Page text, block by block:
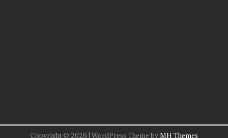
Copyright © 2026 | WordPress Theme byMH Themes